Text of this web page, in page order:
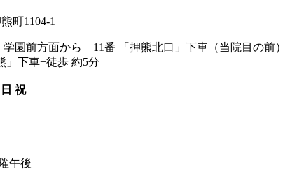
町1104-1
学園前方面から 11番 「押熊北口」下車（当院目の前）
下車+徒歩 約5分
日 祝
午後